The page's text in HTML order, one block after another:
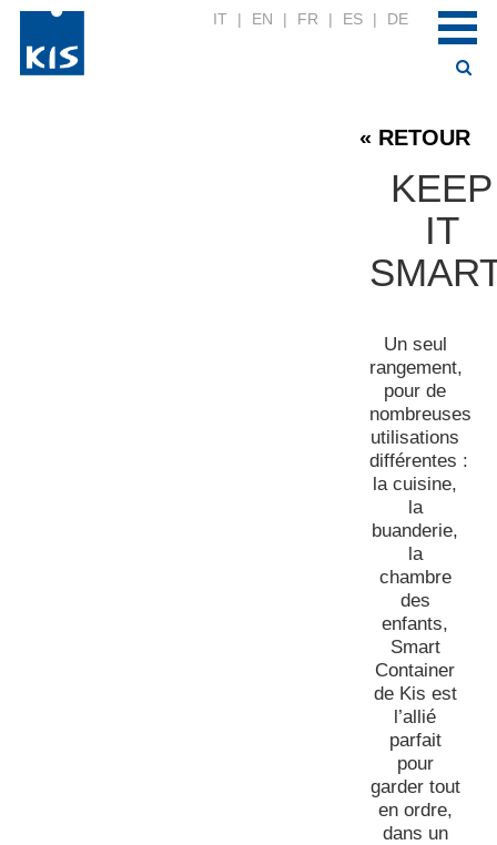
IT | EN | FR | ES | DE
« RETOUR
KEEP
IT
Un seul
rangement,
pour de
nombreuses
utilisations
différentes :
la cuisine,
la
buanderie,
la
chambre
des
enfants,
Smart
Container
de Kis est
l’allié
parfait
pour
garder tout
en ordre,
dans un